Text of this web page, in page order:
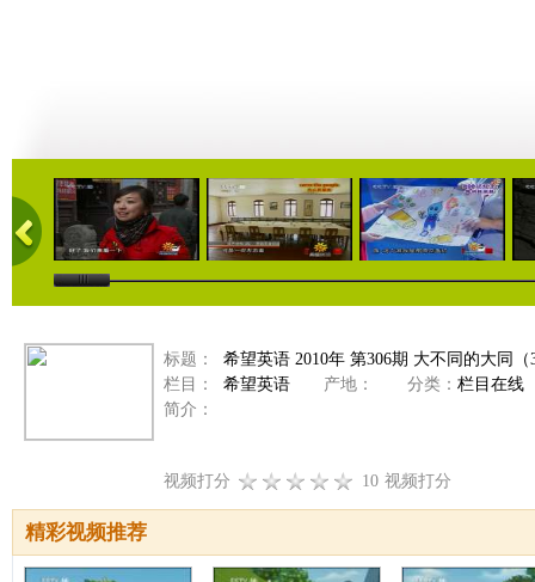
25:29 24:54 25:27
标题：
希望英语 2010年 第306期 大不同的大同（
栏目：
希望英语 产地： 分类： 栏目在线
简介：
视频打分 10 视频打分
精彩视频推荐